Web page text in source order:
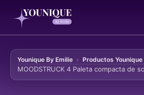
Younique By Emilie Productos Younique
MOODSTRUCK 4 Paleta compacta de